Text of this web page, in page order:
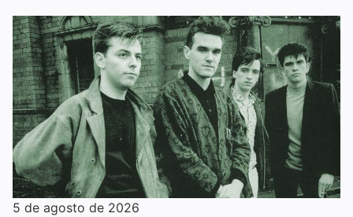
5 de agosto de 2026